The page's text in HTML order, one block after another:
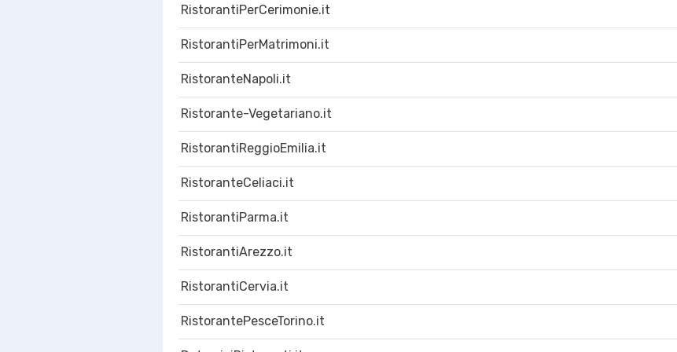
RistorantiPerCerimonie.it
RistorantiPerMatrimoni.it
RistoranteNapoli.it
Ristorante-Vegetariano.it
RistorantiReggioEmilia.it
RistoranteCeliaci.it
RistorantiParma.it
RistorantiArezzo.it
RistorantiCervia.it
RistorantePesceTorino.it